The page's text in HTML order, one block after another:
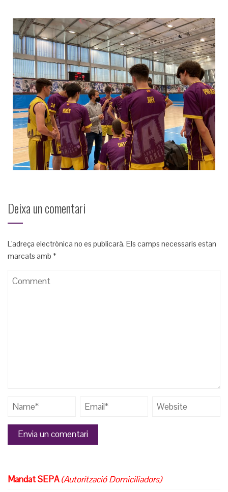
Deixa un comentari
L'adreça electrònica no es publicarà. Els camps necessaris estan
marcats amb *
Mandat SEPA (Autorització Domiciliadors)